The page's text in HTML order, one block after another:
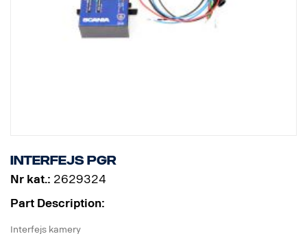
Interfejs PGR
Nr kat.: 2629324
Part Description:
Interfejs kamery